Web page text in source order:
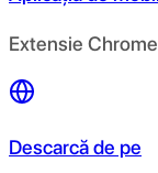
Extensie Chrome
Descarcă de pe